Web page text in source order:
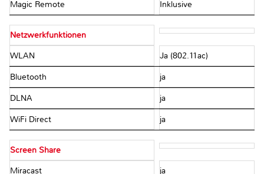
Magic Remote Inklusive
Netzwerkfunktionen
WLAN Ja (802.11ac)
Bluetooth ja
DLNA ja
WiFi Direct ja
Screen Share
Miracast ja